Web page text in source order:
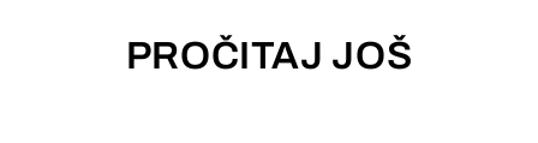
PROČITAJ JOŠ